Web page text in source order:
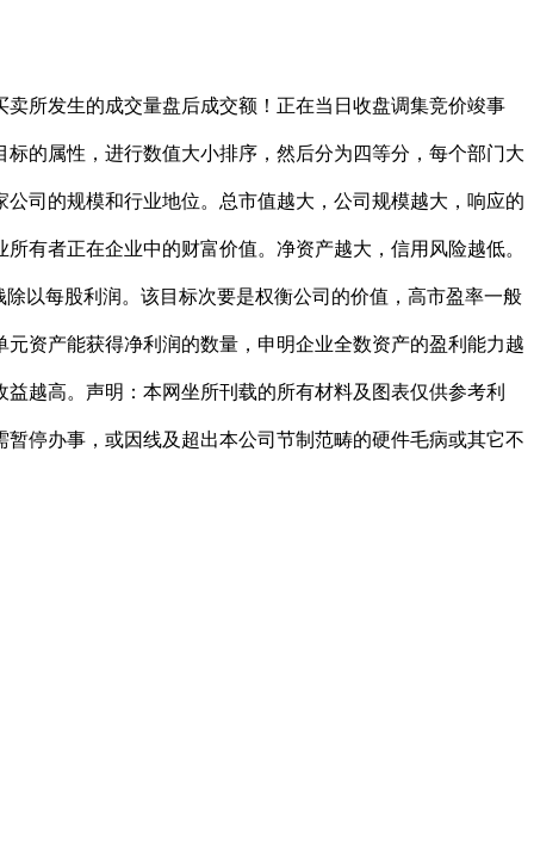
所发生的成交量盘后成交额！正在当日收盘调集竞价竣事
的属性，进行数值大小排序，然后分为四等分，每个部门大
司的规模和行业地位。总市值越大，公司规模越大，响应的
有者正在企业中的财富价值。净资产越大，信用风险越低。
以每股利润。该目标次要是权衡公司的价值，高市盈率一般
资产能获得净利润的数量，申明企业全数资产的盈利能力越
越高。声明：本网坐所刊载的所有材料及图表仅供参考利
停办事，或因线及超出本公司节制范畴的硬件毛病或其它不